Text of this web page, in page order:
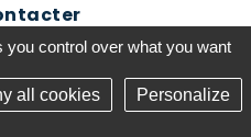
vous
control over what you want
all cookies Personalize